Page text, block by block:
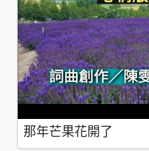
那年芒果花開了